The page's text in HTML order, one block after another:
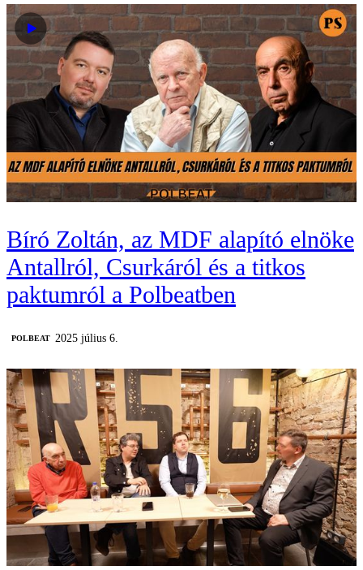
Bíró Zoltán, az MDF alapító elnöke
Antallról, Csurkáról és a titkos
paktumról a Polbeatben
‎POLBEAT 2025 július 6.